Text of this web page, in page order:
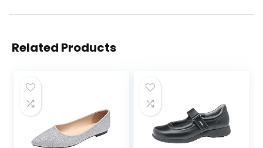
Related Products